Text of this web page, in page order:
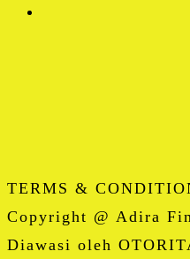
TERMS &
Copyright @ Adira
Diawasi oleh